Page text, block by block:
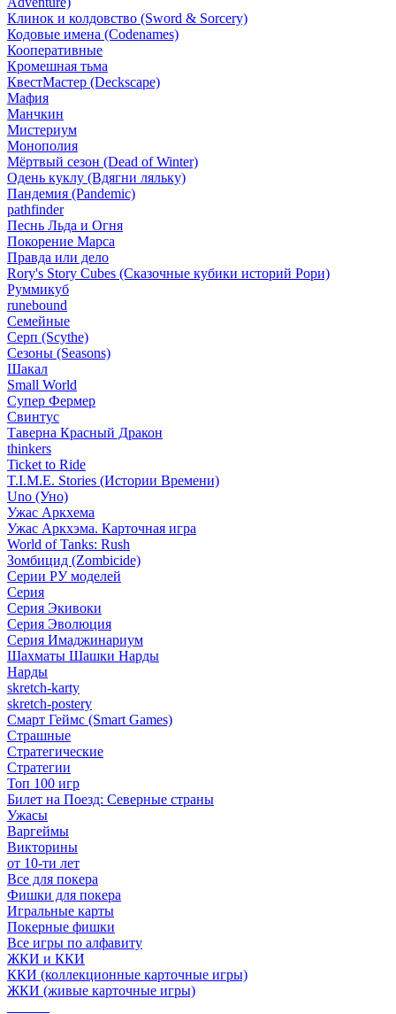
Клинок и колдовство (Sword & Sorcery)
Кодовые имена (Codenames)
Кооперативные
Кромешная тьма
КвестМастер (Deckscape)
Мафия
Манчкин
Мистериум
Монополия
Мёртвый сезон (Dead of Winter)
Одень куклу (Вдягни ляльку)
Пандемия (Pandemic)
pathfinder
Песнь Льда и Огня
Покорение Марса
Правда или дело
Rory's Story Cubes (Сказочные кубики историй Рори)
Руммикуб
runebound
Семейные
Серп (Scythe)
Сезоны (Seasons)
Шакал
Small World
Супер Фермер
Свинтус
Таверна Красный Дракон
thinkers
Ticket to Ride
T.I.M.E. Stories (Истории Времени)
Uno (Уно)
Ужас Аркхема
Ужас Аркхэма. Карточная игра
World of Tanks: Rush
Зомбицид (Zombicide)
Серии РУ моделей
Серия
Серия Экивоки
Серия Эволюция
Серия Имаджинариум
Шахматы Шашки Нарды
Нарды
skretch-karty
skretch-postery
Смарт Геймс (Smart Games)
Страшные
Стратегические
Стратегии
Топ 100 игр
Билет на Поезд: Северные страны
Ужасы
Варгеймы
Викторины
от 10-ти лет
Все для покера
Фишки для покера
Игральные карты
Покерные фишки
Все игры по алфавиту
ЖКИ и ККИ
ККИ (коллекционные карточные игры)
ЖКИ (живые карточные игры)